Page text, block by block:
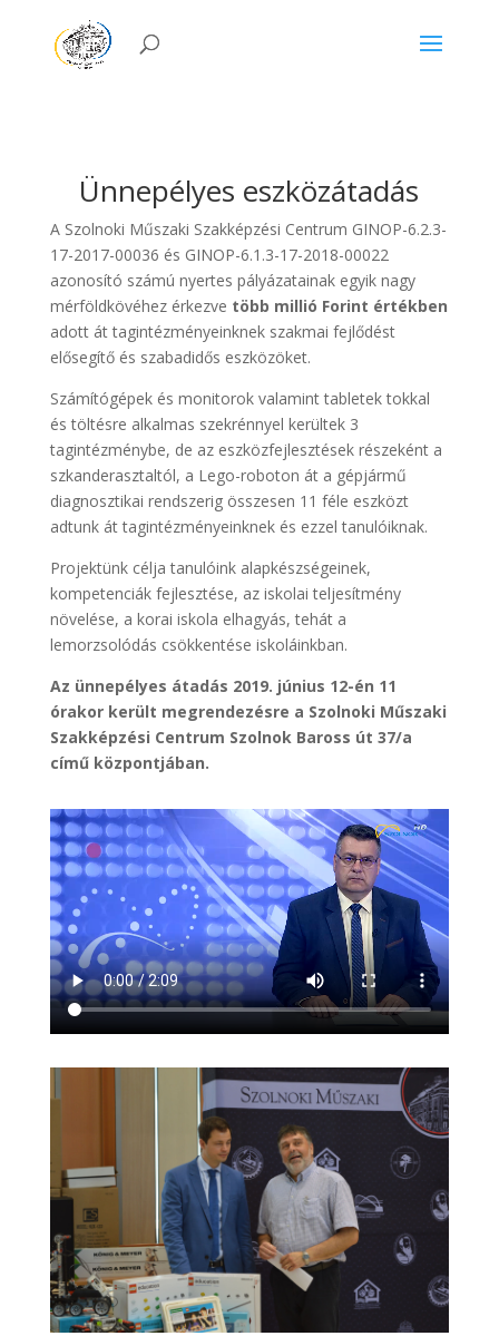
Ünnepélyes eszközátadás
A Szolnoki Műszaki Szakképzési Centrum GINOP-6.2.3-
17-2017-00036 és GINOP-6.1.3-17-2018-00022
azonosító számú nyertes pályázatainak egyik nagy
mérföldkövéhez érkezve több millió Forint értékben
adott át tagintézményeinknek szakmai fejlődést
elősegítő és szabadidős eszközöket.
Számítógépek és monitorok valamint tabletek tokkal
és töltésre alkalmas szekrénnyel kerültek 3
tagintézménybe, de az eszközfejlesztések részeként a
szkanderasztaltól, a Lego-roboton át a gépjármű
diagnosztikai rendszerig összesen 11 féle eszközt
adtunk át tagintézményeinknek és ezzel tanulóiknak.
Projektünk célja tanulóink alapkészségeinek,
kompetenciák fejlesztése, az iskolai teljesítmény
növelése, a korai iskola elhagyás, tehát a
lemorzsolódás csökkentése iskoláinkban.
Az ünnepélyes átadás 2019. június 12-én 11
órakor került megrendezésre a Szolnoki Műszaki
Szakképzési Centrum Szolnok Baross út 37/a
című központjában.